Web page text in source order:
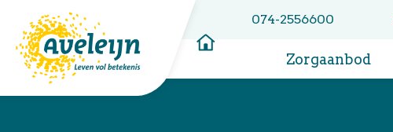
074-2556600
Zorgaanbod